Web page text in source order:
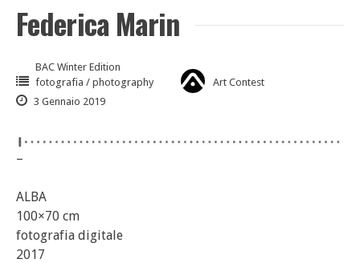
Federica Marin
BAC Winter Edition
fotografia / photography
Art Contest
3 Gennaio 2019
–
ALBA
100×70 cm
fotografia digitale
2017